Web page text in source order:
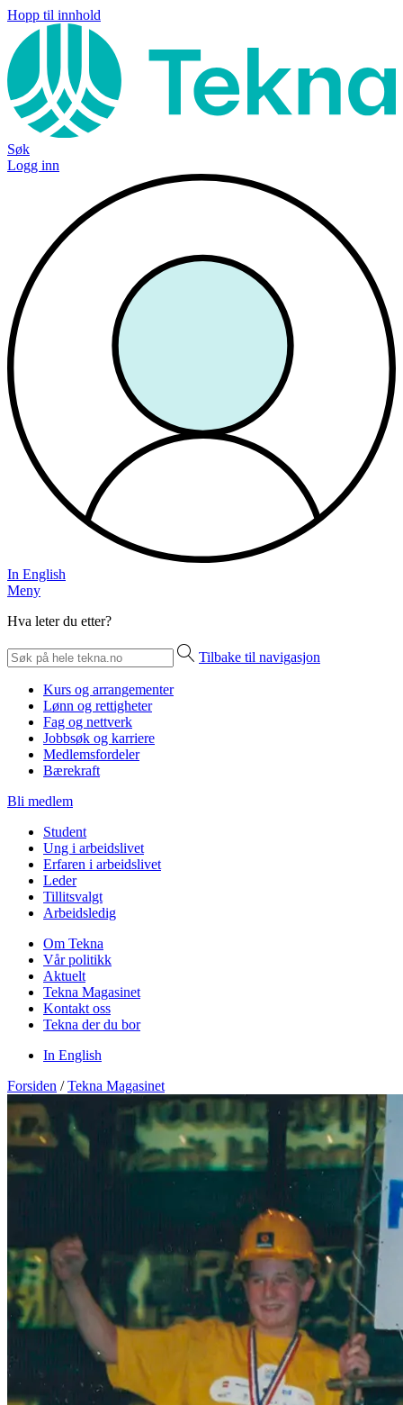
Hopp til innhold
Søk
Logg inn
In English
Meny
Hva leter du etter?
Tilbake til navigasjon
Kurs og arrangementer
Lønn og rettigheter
Fag og nettverk
Jobbsøk og karriere
Medlemsfordeler
Bærekraft
Bli medlem
Student
Ung i arbeidslivet
Erfaren i arbeidslivet
Leder
Tillitsvalgt
Arbeidsledig
Om Tekna
Vår politikk
Aktuelt
Tekna Magasinet
Kontakt oss
Tekna der du bor
In English
Forsiden / Tekna Magasinet